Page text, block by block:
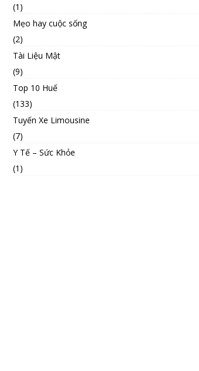
(1)
Mẹo hay cuộc sống
(2)
Tài Liệu Mật
(9)
Top 10 Huế
(133)
Tuyến Xe Limousine
(7)
Y Tế – Sức Khỏe
(1)